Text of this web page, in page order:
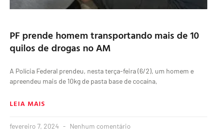
PF prende homem transportando mais de 10
quilos de drogas no AM
A Polícia Federal prendeu, nesta terça-feira (6/2), um homem e
apreendeu mais de 10kg de pasta base de cocaína,
LEIA MAIS
fevereiro 7, 2024 Nenhum comentário